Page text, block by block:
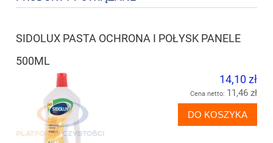
SIDOLUX PASTA OCHRONA I POŁYSK PANELE
500ML
14,10 zł
Cena netto: 11,46 zł
DO KOSZYKA